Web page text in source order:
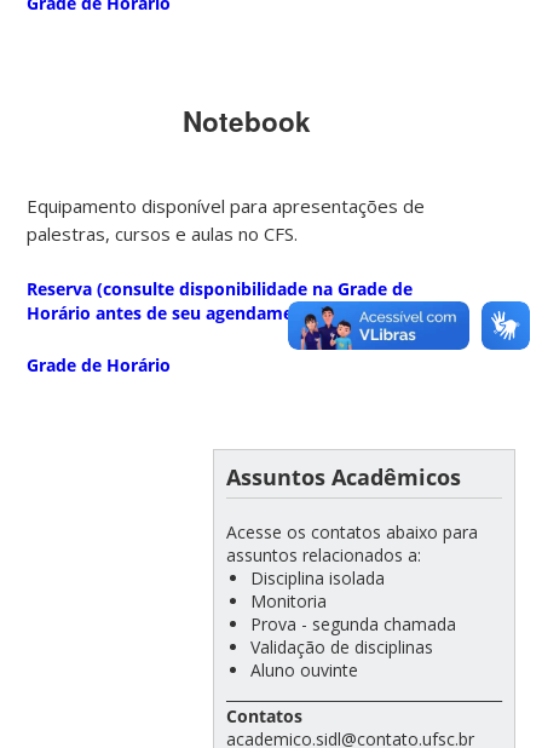
Notebook
Equipamento disponível para apresentações de
palestras, cursos e aulas no CFS.
Reserva (consulte disponibilidade na Grade de
Horário antes de seu agendamento)
Grade de Horário
Assuntos Acadêmicos
Acesse os contatos abaixo para
assuntos relacionados a:
Disciplina isolada
Monitoria
Prova - segunda chamada
Validação de disciplinas
Aluno ouvinte
Contatos
academico.sidl@contato.ufsc.br